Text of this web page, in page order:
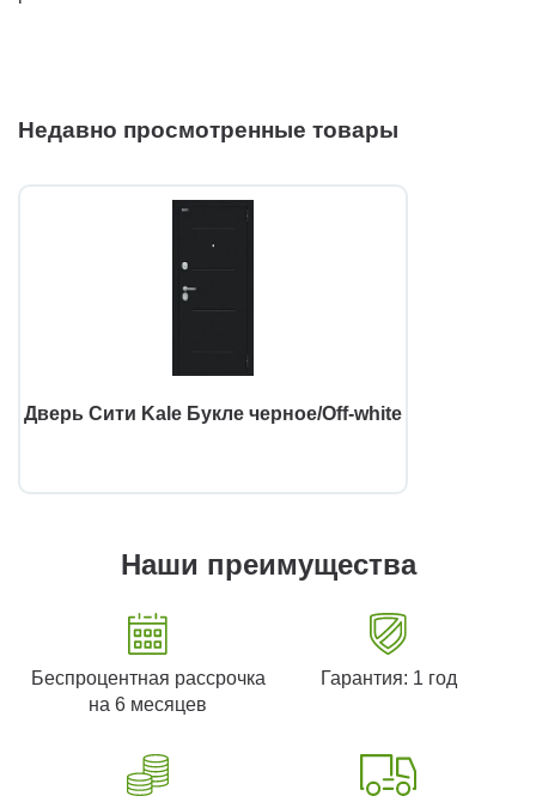
Недавно просмотренные товары
Дверь Сити Kale Букле черное/Off-white
Наши преимущества
Беспроцентная рассрочка
на 6 месяцев
Гарантия: 1 год